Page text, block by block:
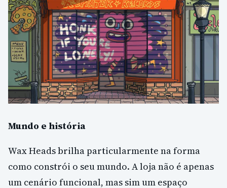
Mundo e história
Wax Heads brilha particularmente na forma
como constrói o seu mundo. A loja não é apenas
um cenário funcional, mas sim um espaço